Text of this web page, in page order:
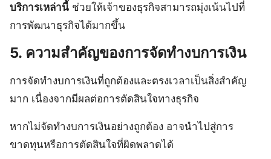
บริการเหล่านี้ ช่วยให้เจ้าของธุรกิจสามารถมุ่งเน้นไปที่
การพัฒนาธุรกิจได้มากขึ้น
5. ความสำคัญของการจัดทำงบการเงิน
การจัดทำงบการเงินที่ถูกต้องและตรงเวลาเป็นสิ่งสำคัญ
มาก เนื่องจากมีผลต่อการตัดสินใจทางธุรกิจ
หากไม่จัดทำงบการเงินอย่างถูกต้อง อาจนำไปสู่การ
ขาดทุนหรือการตัดสินใจที่ผิดพลาดได้